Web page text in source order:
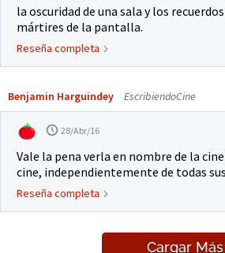
la oscuridad de una sala y los
mártires de la pantalla.
Reseña completa
Benjamin Harguindey EscribiendoCine
28/Abr/16
Vale la pena verla en nombre de la
cine, independientemente de todas
Reseña completa
Cargar Más